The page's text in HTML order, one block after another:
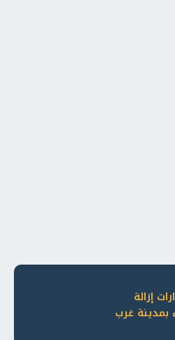
إزالة
بمدينة غرب